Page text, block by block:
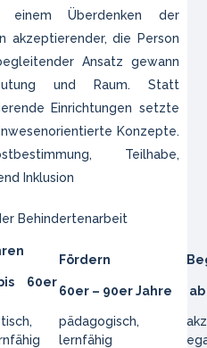
Überdenken der
akzeptierender, die Person
Ansatz gewann
und Raum. Statt
Einrichtungen setzte
Konzepte.
Teilhabe,
Inklusion
Behindertenarbeit
60er
Fördern
60er – 90er Jahre ab
pädagogisch,
lernfähig